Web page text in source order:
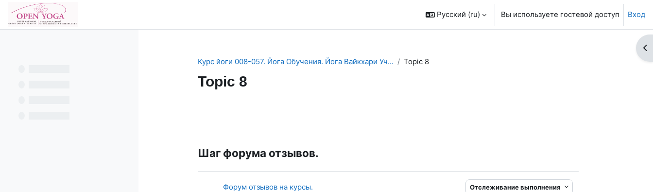
Перейти к основному содержанию
Русский ‎(ru)‎ Вы используете гостевой доступ Вход
Курс йоги 008-057. Йога Обучения. Йога Вайкхари Уч...
Topic 8
Topic 8
Шаг форума отзывов.
Форум отзывов на курсы.Гиперссылка Отслеживание выполнения